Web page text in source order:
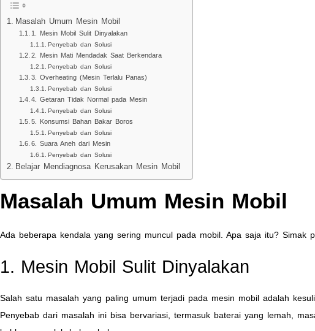
Masalah Umum Mesin Mobil
1. Mesin Mobil Sulit Dinyalakan
Penyebab dan Solusi
2. Mesin Mati Mendadak Saat Berkendara
Penyebab dan Solusi
3. Overheating (Mesin Terlalu Panas)
Penyebab dan Solusi
4. Getaran Tidak Normal pada Mesin
Penyebab dan Solusi
5. Konsumsi Bahan Bakar Boros
Penyebab dan Solusi
6. Suara Aneh dari Mesin
Penyebab dan Solusi
Belajar Mendiagnosa Kerusakan Mesin Mobil
Masalah Umum Mesin Mobil
Ada beberapa kendala yang sering muncul pada mobil. Apa saja itu? Simak
1. Mesin Mobil Sulit Dinyalakan
Salah satu masalah yang paling umum terjadi pada mesin mobil adalah
Penyebab dari masalah ini bisa bervariasi, termasuk baterai yang lemah,